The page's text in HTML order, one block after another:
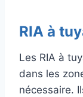
RIA à
Les RIA à
dans les
nécessaire.